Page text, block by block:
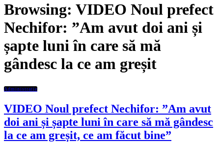
Browsing: VIDEO Noul prefect
Nechifor: ”Am avut doi ani și
șapte luni în care să mă
gândesc la ce am greșit
Administratie
VIDEO Noul prefect Nechifor: ”Am avut
doi ani și șapte luni în care să mă gândesc
la ce am greșit, ce am făcut bine”